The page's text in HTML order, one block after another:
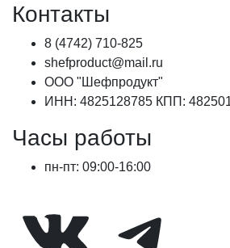
736,00 ₽.
Контакты
8 (4742) 710-825
shefproduct@mail.ru
ООО "Шефпродукт"
ИНН: 4825128785 КПП:
Часы работы
пн-пт: 09:00-16:00
ВКонтактеTelegram